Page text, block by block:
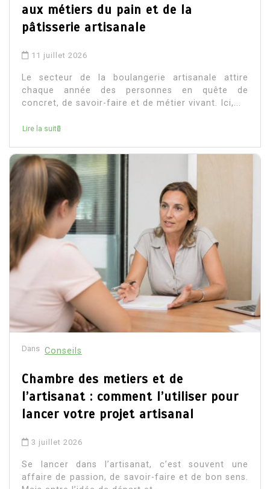
aux métiers du pain et de la
pâtisserie artisanale
11 juillet 2026
Le secteur de la boulangerie artisanale attire
chaque année des personnes en quête de
concret, de savoir-faire et de métier vivant. Ici,...
Lire la suite
Dans Conseils
Chambre des metiers et de
l’artisanat : comment l’utiliser pour
lancer votre projet artisanal
3 juillet 2026
Se lancer dans l’artisanat, c’est souvent une
affaire de passion, de savoir-faire et de bon sens.